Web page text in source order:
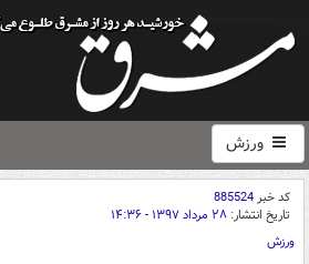
ورزش
کد خبر885524
تاریخ انتشار: ۲۸ مرداد ۱۳۹۷ - ۱۴:۳۶
ورزش